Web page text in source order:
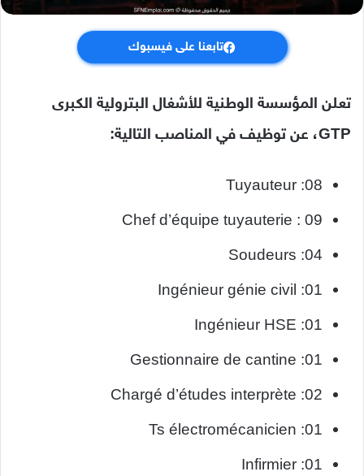
تابعنا على فيسبوك
تعلن المؤسسة الوطنية للأشغال البترولية الكبرى
GTP، عن توظيف في المناصب التالية:
Tuyauteur :08
Chef d’équipe tuyauterie : 09
Soudeurs :04
Ingénieur génie civil :01
Ingénieur HSE :01
Gestionnaire de cantine :01
Chargé d’études interprète :02
Ts électromécanicien :01
Infirmier :01